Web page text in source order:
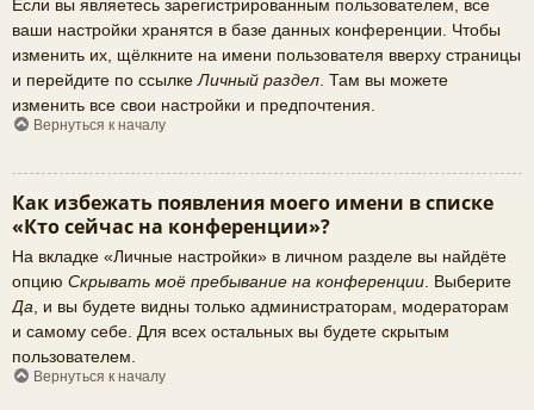
Если вы являетесь зарегистрированным пользователем, все
ваши настройки хранятся в базе данных конференции. Чтобы
изменить их, щёлкните на имени пользователя вверху страницы
и перейдите по ссылкеЛичный раздел. Там вы можете
изменить все свои настройки и предпочтения.
Вернуться к началу
Как избежать появления моего имени в списке
«Кто сейчас на конференции»?
На вкладке «Личные настройки» в личном разделе вы найдёте
опцию Скрывать моё пребывание на конференции. Выберите
Да, и вы будете видны только администраторам, модераторам
и самому себе. Для всех остальных вы будете скрытым
пользователем.
Вернуться к началу